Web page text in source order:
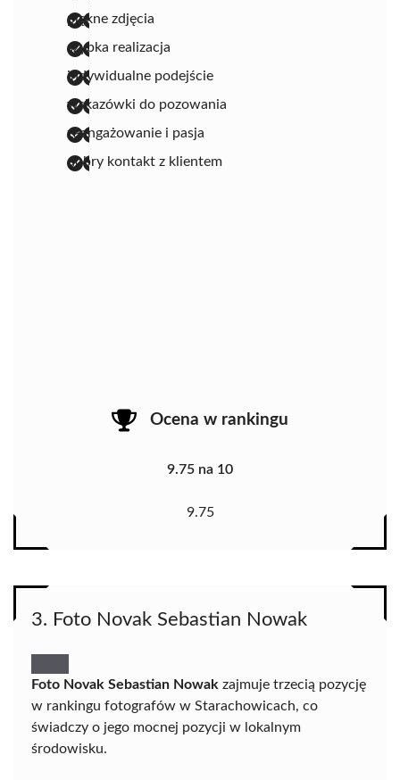
piękne zdjęcia
szybka realizacja
indywidualne podejście
wskazówki do pozowania
zaangażowanie i pasja
dobry kontakt z klientem
Ocena w rankingu
9.75 na 10
9.75
3. Foto Novak Sebastian Nowak
Foto Novak Sebastian Nowak zajmuje trzecią pozycję
w rankingu fotografów w Starachowicach, co
świadczy o jego mocnej pozycji w lokalnym
środowisku.